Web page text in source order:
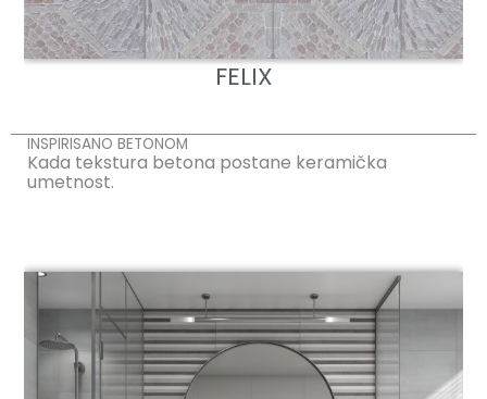
FELIX
INSPIRISANO BETONOM
Kada tekstura betona postane keramička
umetnost.